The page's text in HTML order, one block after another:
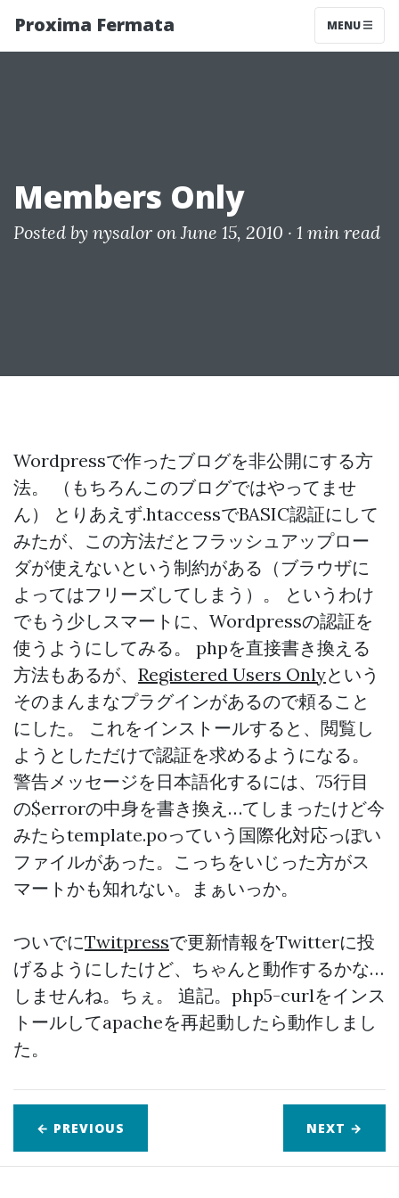
Proxima Fermata MENU
Members Only
Posted by nysalor on June 15, 2010 · 1 min read
Wordpressで作ったブログを非公開にする方
法。 （もちろんこのブログではやってませ
ん） とりあえず.htaccessでBASIC認証にして
みたが、この方法だとフラッシュアップロー
ダが使えないという制約がある（ブラウザに
よってはフリーズしてしまう）。 というわけ
でもう少しスマートに、Wordpressの認証を
使うようにしてみる。 phpを直接書き換える
方法もあるが、 Registered Users Onlyという
そのまんまなプラグインがあるので頼ること
にした。 これをインストールすると、閲覧し
ようとしただけで認証を求めるようになる。
警告メッセージを日本語化するには、75行目
の$errorの中身を書き換え…てしまったけど今
みたらtemplate.poっていう国際化対応っぽい
ファイルがあった。こっちをいじった方がス
マートかも知れない。まぁいっか。
ついでにTwitpressで更新情報をTwitterに投
げるようにしたけど、ちゃんと動作するかな…
しませんね。ちぇ。 追記。php5-curlをインス
トールしてapacheを再起動したら動作しまし
た。
← PREVIOUS NEXT →